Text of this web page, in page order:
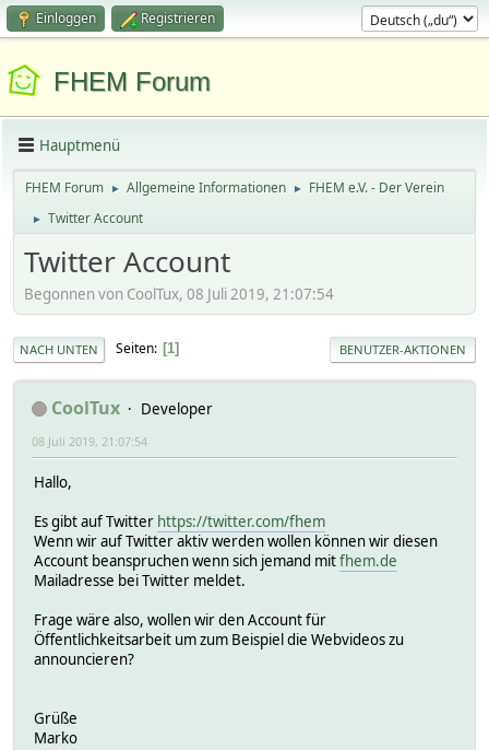
Einloggen Registrieren
FHEM Forum
Hauptmenü
FHEM Forum ► Allgemeine Informationen ► FHEM e.V. - Der Verein
► Twitter Account
Twitter Account
Begonnen von CoolTux, 08 Juli 2019, 21:07:54
NACH UNTEN Seiten 1 BENUTZER-AKTIONEN
CoolTux Developer
08 Juli 2019, 21:07:54
Hallo,
Es gibt auf Twitter https://twitter.com/fhem
Wenn wir auf Twitter aktiv werden wollen können wir diesen
Account beanspruchen wenn sich jemand mitfhem.de
Mailadresse bei Twitter meldet.
Frage wäre also, wollen wir den Account für
Öffentlichkeitsarbeit um zum Beispiel die Webvideos zu
announcieren?
Grüße
Marko